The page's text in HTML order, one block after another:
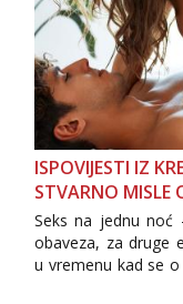
ISPOVIJESTI IZ
STVARNO MISLE
Seks na jednu noć
obaveza, za druge
u vremenu kad se
tema „jedne noći